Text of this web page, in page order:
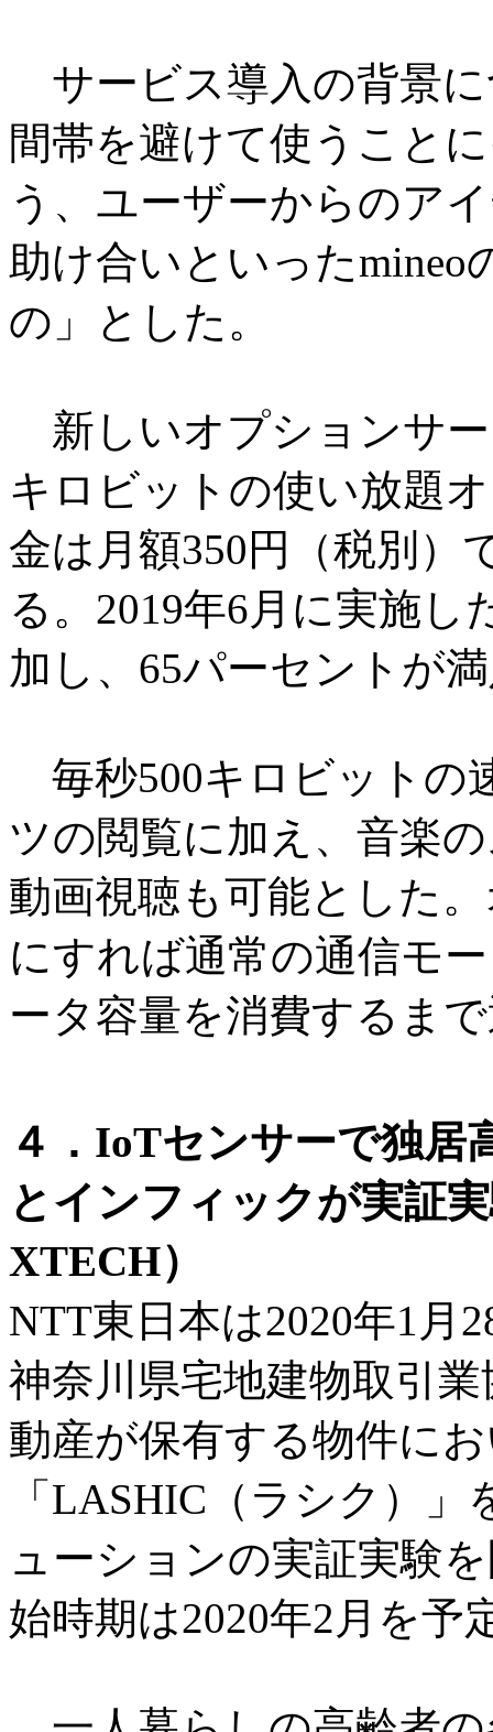
サービス導入の背景
間帯を避けて使うこと
う、ユーザーからのア
助け合いといったmineo
の」とした。
新しいオプションサ
キロビットの使い放題
金は月額350円（税別）
る。2019年6月に実施
加し、65パーセントが
毎秒500キロビットの
ツの閲覧に加え、音楽
動画視聴も可能とした
にすれば通常の通信モ
ータ容量を消費するま
４．IoTセンサーで独居
とインフィックが実証
XTECH）
NTT東日本は2020年1月
神奈川県宅地建物取引
動産が保有する物件に
「LASHIC（ラシク）
ューションの実証実験
始時期は2020年2月を予